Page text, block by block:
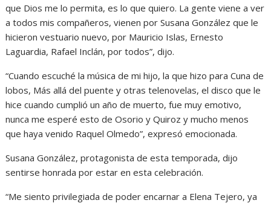
que Dios me lo permi­ta, es lo que quiero. La gente viene a ver
a todos mis com­pañeros, vienen por Susana González que le
hicieron ves­tuario nuevo, por Mauricio Is­las, Ernesto
Laguardia, Rafael Inclán, por todos”, dijo.
“Cuando escuché la mú­sica de mi hijo, la que hizo para Cuna de
lobos, Más allá del puente y otras telenove­las, el disco que le
hice cuan­do cumplió un año de muerto, fue muy emotivo,
nunca me esperé esto de Osorio y Quiroz y mucho menos
que haya ve­nido Raquel Olmedo”, expresó emocionada.
Susana González, protago­nista de esta temporada, dijo
sentirse honrada por estar en esta celebración.
“Me siento privilegiada de poder encarnar a Elena Te­jero, ya